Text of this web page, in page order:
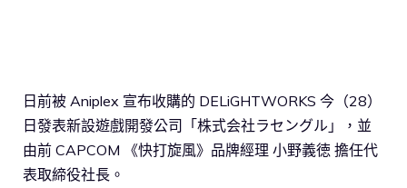
日前被 Aniplex 宣布收購的 DELiGHTWORKS 今（28）
日發表新設遊戲開發公司「株式会社ラセングル」，並
由前 CAPCOM 《快打旋風》品牌經理 小野義徳 擔任代
表取締役社長。